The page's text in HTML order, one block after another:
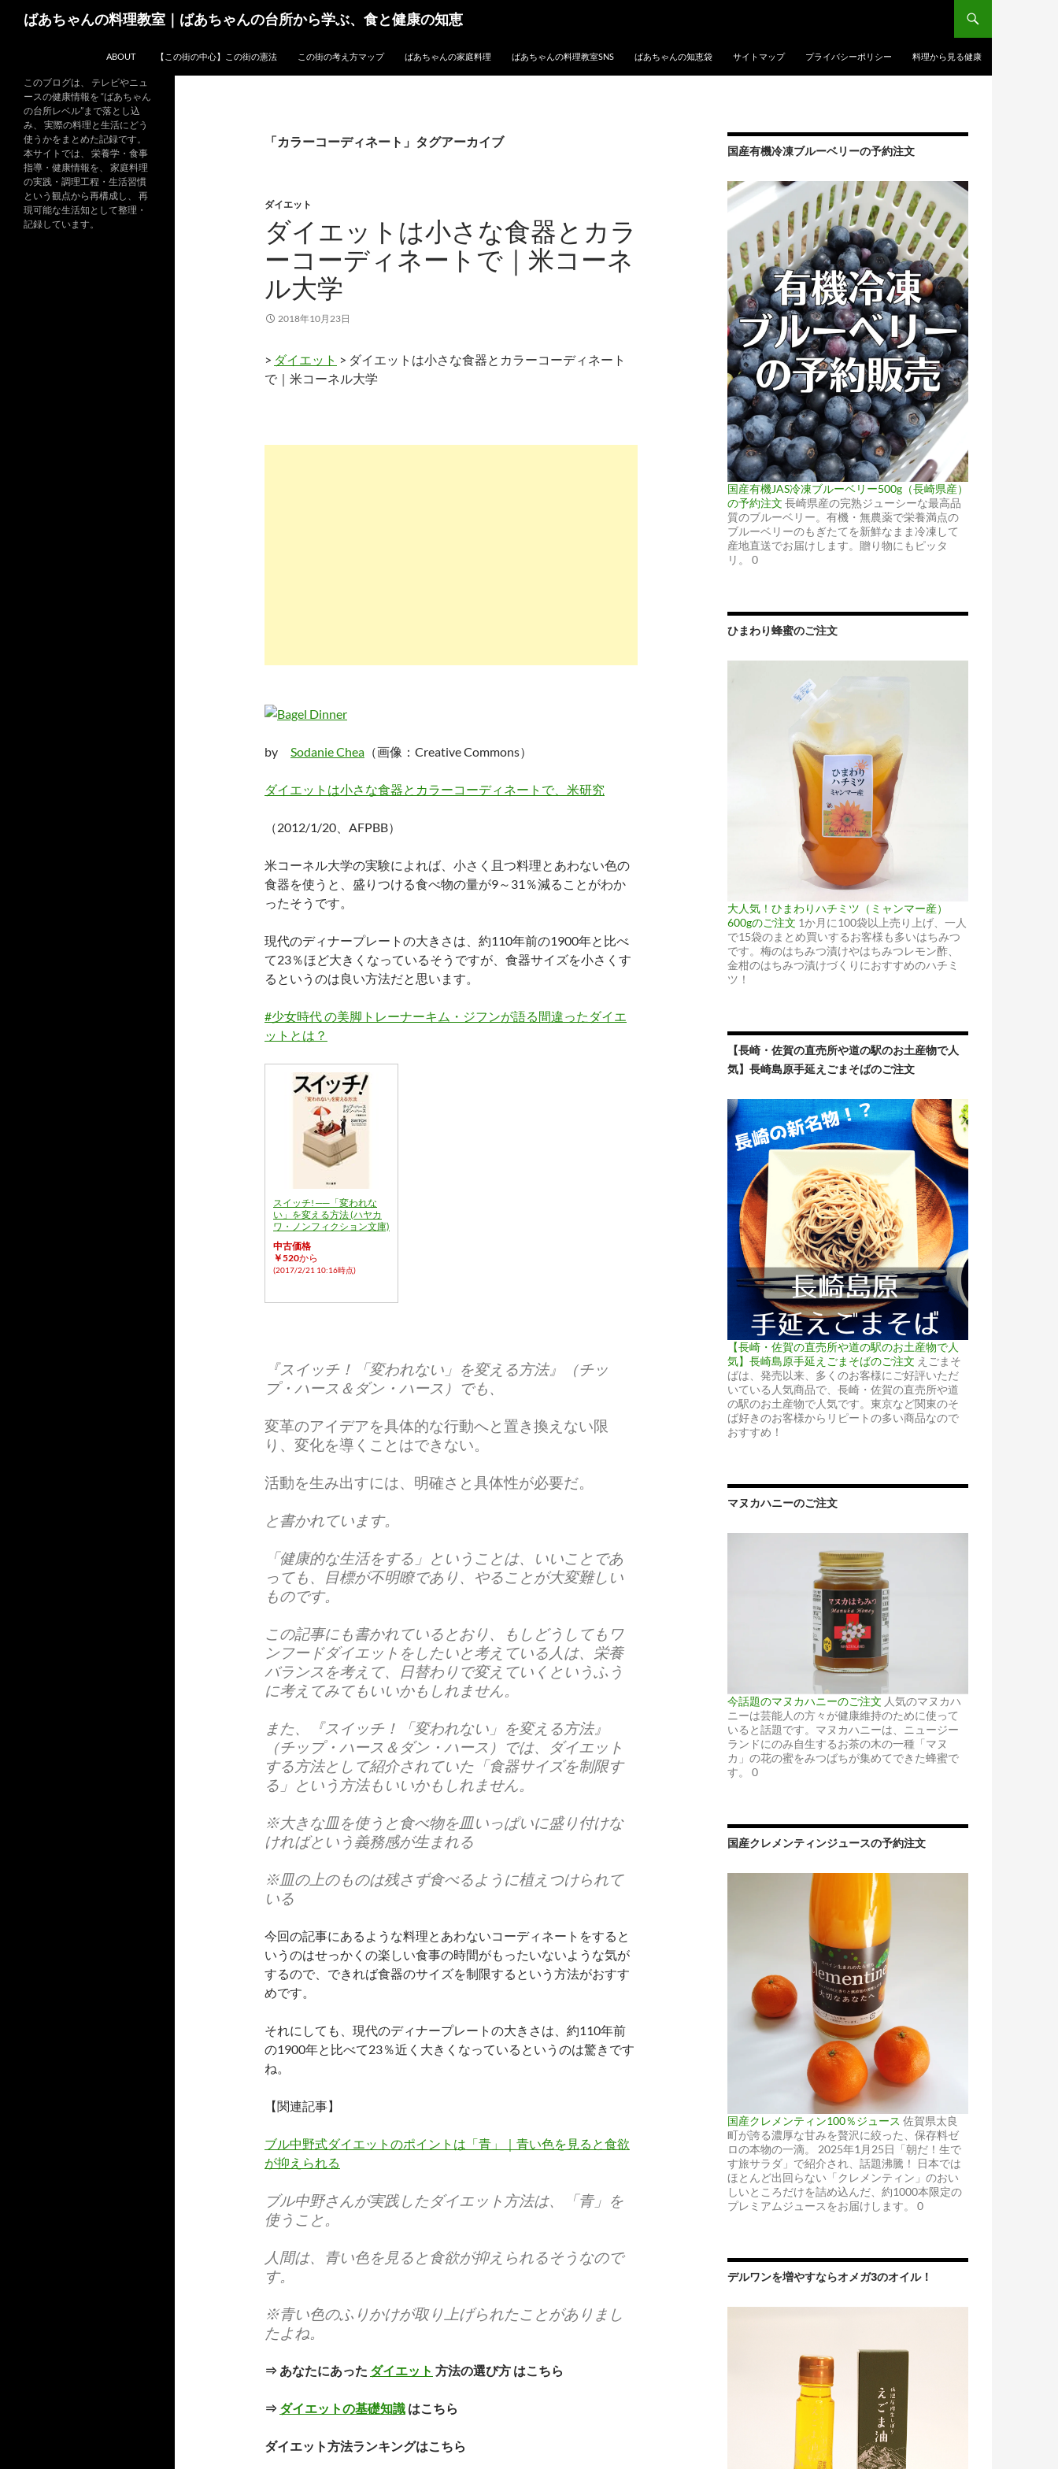
ばあちゃんの料理教室｜ばあちゃんの台所から学ぶ、食と健康の知恵
ABOUT 【この街の中心】この街の憲法 この街の考え方マップ ばあちゃんの家庭料理 ばあちゃんの料理教室SNS ばあちゃんの知恵袋 サイトマップ プライバシーポリシー 料理から見る健康
「カラーコーディネート」タグアーカイブ
ダイエット
ダイエットは小さな食器とカラ
ーコーディネートで｜米コーネ
ル大学
2018年10月23日
> ダイエット > ダイエットは小さな食器とカラーコーディネート
で｜米コーネル大学
by Sodanie Chea （画像：Creative Commons）
ダイエットは小さな食器とカラーコーディネートで、米研究
（2012/1/20、AFPBB）
米コーネル大学の実験によれば、小さく且つ料理とあわない色の
食器を使うと、盛りつける食べ物の量が9～31％減ることがわか
ったそうです。
現代のディナープレートの大きさは、約110年前の1900年と比べ
て23％ほど大きくなっているそうですが、食器サイズを小さくす
るというのは良い方法だと思います。
#少女時代 の美脚トレーナーキム・ジフンが語る間違ったダイエ
ットとは？
スイッチ! ──「変われな
い」を変える方法 (ハヤカ
ワ・ノンフィクション文庫)
中古価格
￥520から
(2017/2/21 10:16時点)
『スイッチ！「変われない」を変える方法』（チッ
プ・ハース＆ダン・ハース）でも、
変革のアイデアを具体的な行動へと置き換えない限
り、変化を導くことはできない。
活動を生み出すには、明確さと具体性が必要だ。
と書かれています。
「健康的な生活をする」ということは、いいことであ
っても、目標が不明瞭であり、やることが大変難しい
ものです。
この記事にも書かれているとおり、もしどうしてもワ
ンフードダイエットをしたいと考えている人は、栄養
バランスを考えて、日替わりで変えていくというふう
に考えてみてもいいかもしれません。
また、『スイッチ！「変われない」を変える方法』
（チップ・ハース＆ダン・ハース）では、ダイエット
する方法として紹介されていた「食器サイズを制限す
る 」という方法もいいかもしれません。
※大きな皿を使うと食べ物を皿いっぱいに盛り付けな
ければという義務感が生まれる
※皿の上のものは残さず食べるように植えつけられて
いる
今回の記事にあるような料理とあわないコーディネートをすると
いうのはせっかくの楽しい食事の時間がもったいないような気が
するので、できれば食器のサイズを制限するという方法がおすす
めです。
それにしても、現代のディナープレートの大きさは、約110年前
の1900年と比べて23％近く大きくなっているというのは驚きです
ね。
【関連記事】
ブル中野式ダイエットのポイントは「青」｜青い色を見ると食欲
が抑えられる
ブル中野さんが実践したダイエット方法は、「青」を
使うこと。
人間は、青い色を見ると食欲が抑えられるそうなので
す。
※青い色のふりかけが取り上げられたことがありまし
たよね。
⇒ あなたにあった ダイエット 方法の選び方 はこちら
⇒ ダイエットの基礎知識 はこちら
ダイエット方法ランキングはこちら
国産有機冷凍ブルーベリーの予約注文
国産有機JAS冷凍ブルーベリー500g（長崎県産）
の予約注文 長崎県産の完熟ジューシーな最高品
質のブルーベリー。有機・無農薬で栄養満点の
ブルーベリーのもぎたてを新鮮なまま冷凍して
産地直送でお届けします。贈り物にもピッタ
リ。 0
ひまわり蜂蜜のご注文
大人気！ひまわりハチミツ（ミャンマー産）
600gのご注文 1か月に100袋以上売り上げ、一人
で15袋のまとめ買いするお客様も多いはちみつ
です。梅のはちみつ漬けやはちみつレモン酢、
金柑のはちみつ漬けづくりにおすすめのハチミ
ツ！
【長崎・佐賀の直売所や道の駅のお土産物で人
気】長崎島原手延えごまそばのご注文
【長崎・佐賀の直売所や道の駅のお土産物で人
気】長崎島原手延えごまそばのご注文 えごまそ
ばは、発売以来、多くのお客様にご好評いただ
いている人気商品で、長崎・佐賀の直売所や道
の駅のお土産物で人気です。東京など関東のそ
ば好きのお客様からリピートの多い商品なので
おすすめ！
マヌカハニーのご注文
今話題のマヌカハニーのご注文 人気のマヌカハ
ニーは芸能人の方々が健康維持のために使って
いると話題です。マヌカハニーは、ニュージー
ランドにのみ自生するお茶の木の一種「マヌ
カ」の花の蜜をみつばちが集めてできた蜂蜜で
す。 0
国産クレメンティンジュースの予約注文
国産クレメンティン100％ジュース 佐賀県太良
町が誇る濃厚な甘みを贅沢に絞った、保存料ゼ
ロの本物の一滴。 2025年1月25日「朝だ！生で
す旅サラダ」で紹介され、話題沸騰！ 日本では
ほとんど出回らない「クレメンティン」のおい
しいところだけを詰め込んだ、約1000本限定の
プレミアムジュースをお届けします。 0
デルワンを増やすならオメガ3のオイル！
このブログは、 テレビやニュ
ースの健康情報を “ばあちゃん
の台所レベル”まで落とし込
み、 実際の料理と生活にどう
使うかをまとめた記録です。
本サイトでは、 栄養学・食事
指導・健康情報を、 家庭料理
の実践・調理工程・生活習慣
という観点から再構成し、 再
現可能な生活知として整理・
記録しています。